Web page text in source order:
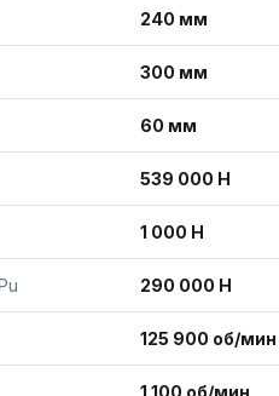
240 мм
300 мм
60 мм
539 000 Н
1 000 Н
290 000 Н
125 900 об/мин
1 100 об/мин